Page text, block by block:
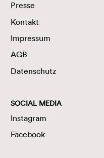
Presse
Kontakt
Impressum
AGB
Datenschutz
SOCIAL MEDIA
Instagram
Facebook